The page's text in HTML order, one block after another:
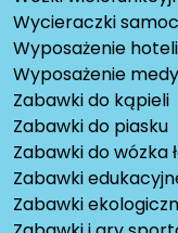
Wycieraczki
Wyposażenie
Wyposażenie
Zabawki do kąpieli
Zabawki do piasku
Zabawki do wózka
Zabawki
Zabawki